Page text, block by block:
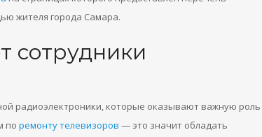
жителя города Самара.
сотрудники
радиоэлектроники, которые оказывают важную роль
по ремонту телевизоров — это значит обладать